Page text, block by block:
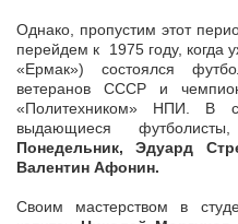
Однако, пропустим этот
перейдем к 1975 году, когда
«Ермак») состоялся
ветеранов СССР и
«Политехником» НПИ. В
выдающиеся
Понедельник, Эдуард
Валентин Афонин.
Своим мастерством в